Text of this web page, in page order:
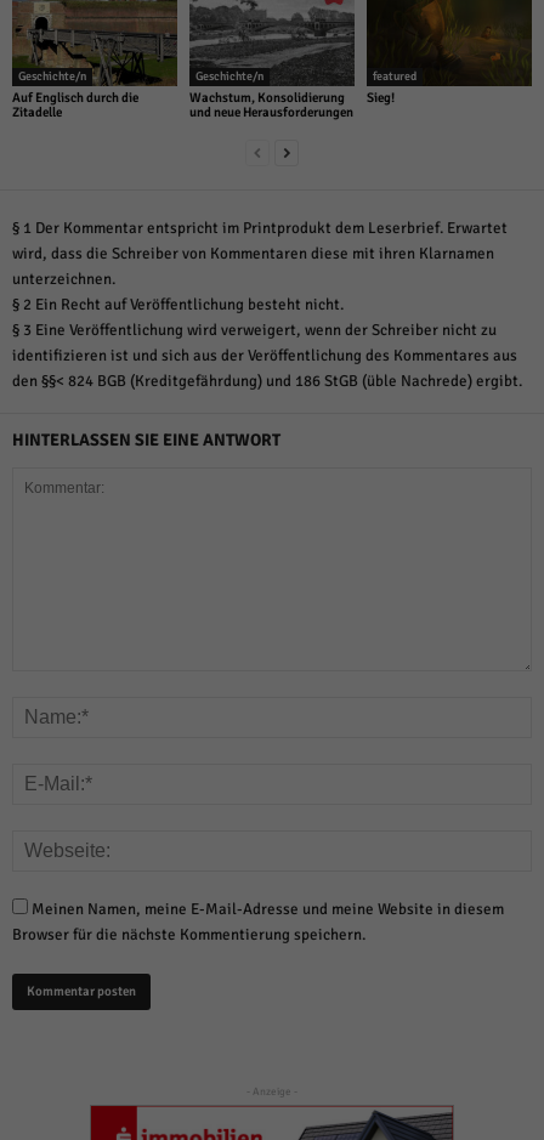
Geschichte/n
Auf Englisch durch die
Zitadelle
Geschichte/n
Wachstum, Konsolidierung
und neue Herausforderungen
featured
Sieg!
§ 1 Der Kommentar entspricht im Printprodukt dem Leserbrief. Erwartet
wird, dass die Schreiber von Kommentaren diese mit ihren Klarnamen
unterzeichnen.
§ 2 Ein Recht auf Veröffentlichung besteht nicht.
§ 3 Eine Veröffentlichung wird verweigert, wenn der Schreiber nicht zu
identifizieren ist und sich aus der Veröffentlichung des Kommentares aus
den §§< 824 BGB (Kreditgefährdung) und 186 StGB (üble Nachrede) ergibt.
HINTERLASSEN SIE EINE ANTWORT
Meinen Namen, meine E-Mail-Adresse und meine Website in diesem
Browser für die nächste Kommentierung speichern.
- Anzeige -